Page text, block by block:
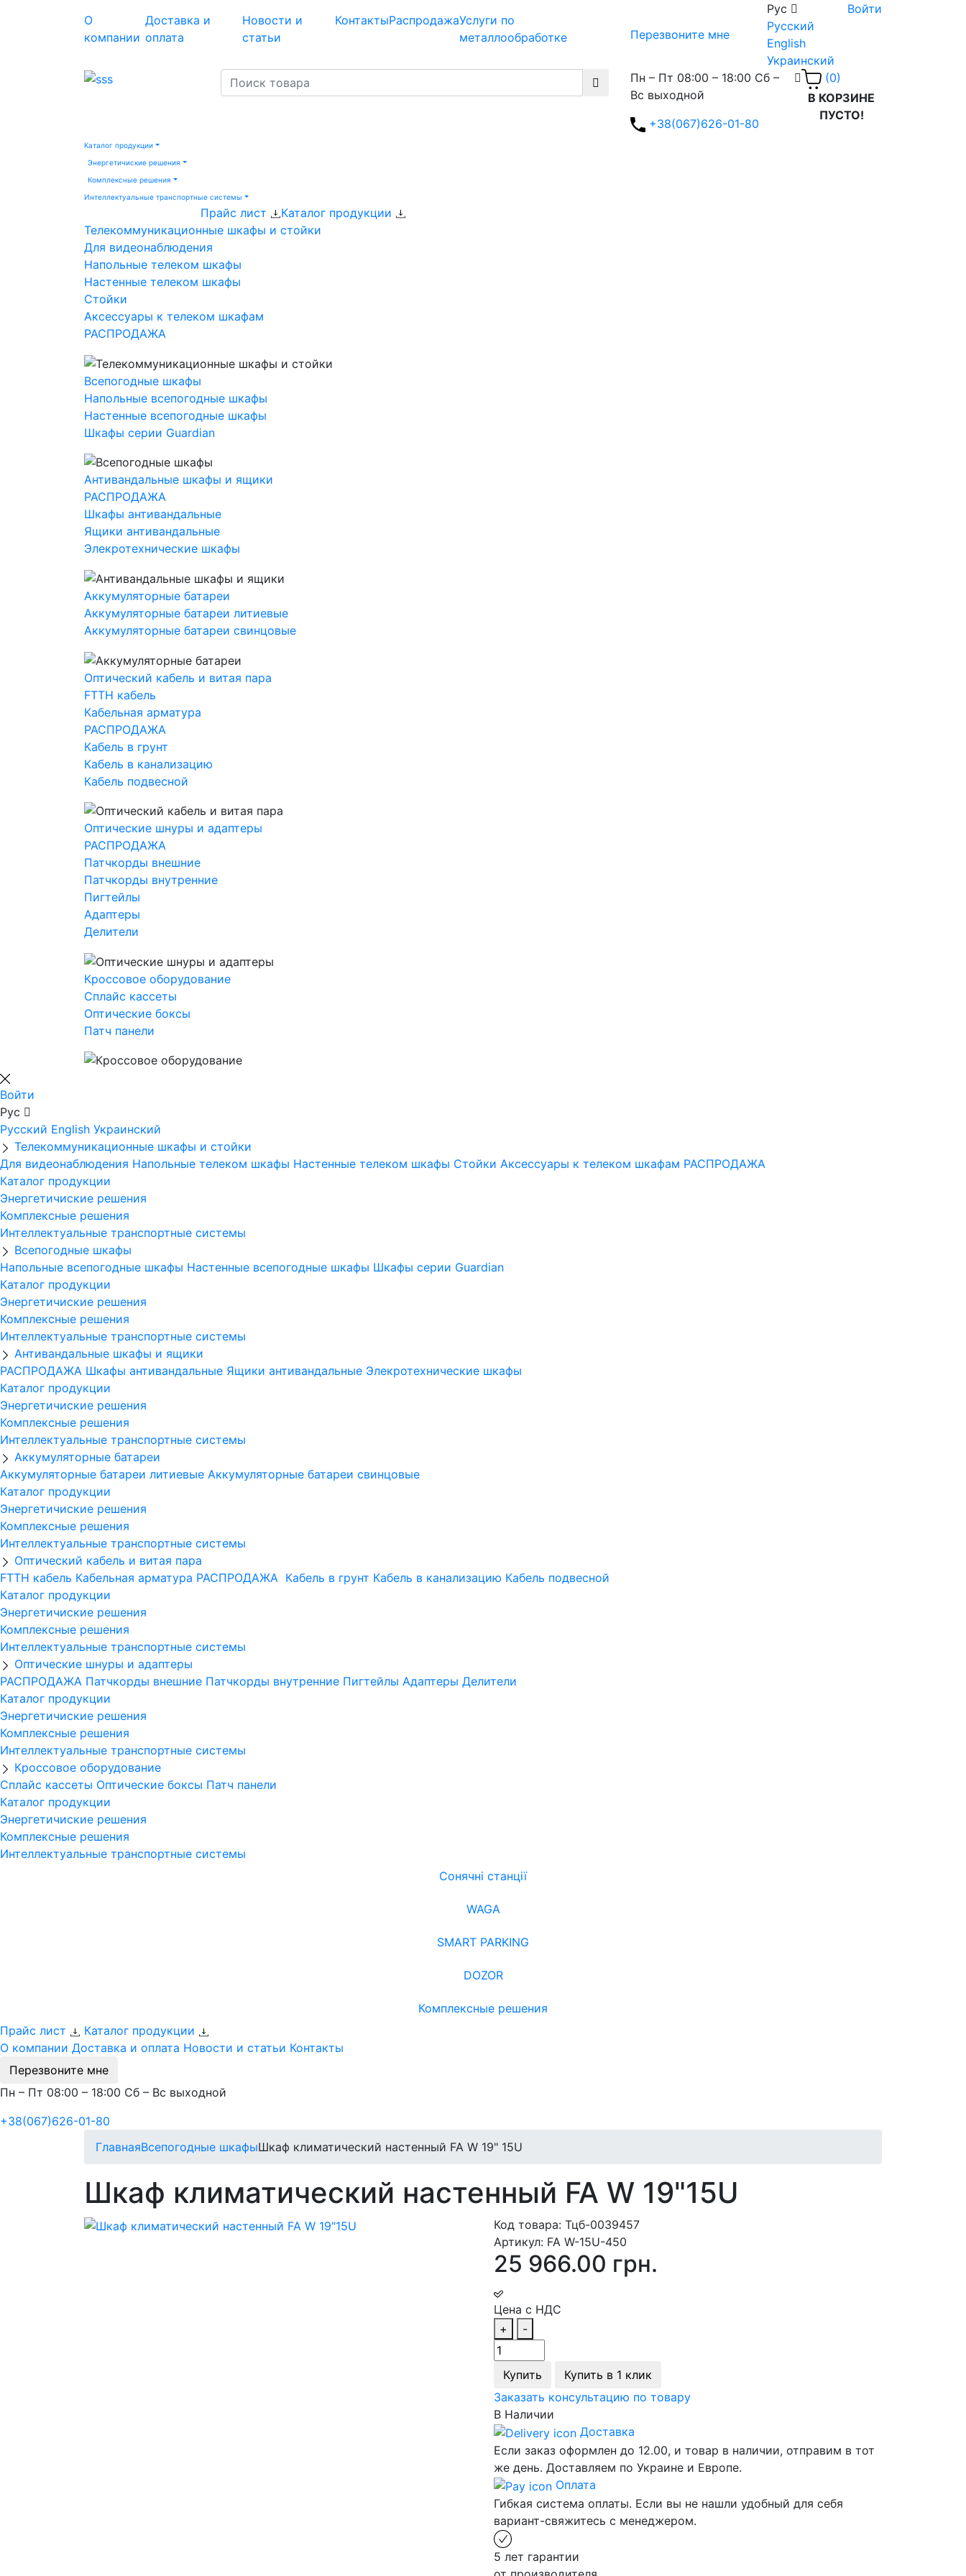
О
компании
Доставка и
оплата
Новости и
статьи
КонтактыРаспродажаУслуги по
металлообработке
Перезвоните мне
Рус
Русский
English
Украинский
Войти
Пн – Пт 08:00 – 18:00 Сб –
Вс выходной
+38(067)626-01-80
(0)
В КОРЗИНЕ
ПУСТО!
Каталог продукции
Энергетичиские решения
Комплексные решения
Интеллектуальные транспортные системы
Прайс лист
Каталог продукции
Телекоммуникационные шкафы и стойки
Для видеонаблюдения
Напольные телеком шкафы
Настенные телеком шкафы
Стойки
Аксессуары к телеком шкафам
РАСПРОДАЖА
Всепогодные шкафы
Напольные всепогодные шкафы
Настенные всепогодные шкафы
Шкафы серии Guardian
Антивандальные шкафы и ящики
РАСПРОДАЖА
Шкафы антивандальные
Ящики антивандальные
Элекротехнические шкафы
Аккумуляторные батареи
Аккумуляторные батареи литиевые
Аккумуляторные батареи свинцовые
Оптический кабель и витая пара
FTTH кабель
Кабельная арматура
РАСПРОДАЖА
Кабель в грунт
Кабель в канализацию
Кабель подвесной
Оптические шнуры и адаптеры
РАСПРОДАЖА
Патчкорды внешние
Патчкорды внутренние
Пигтейлы
Адаптеры
Делители
Кроссовое оборудование
Сплайс кассеты
Оптические боксы
Патч панели
Войти
Рус
Русский English Украинский
Телекоммуникационные шкафы и стойки
Для видеонаблюдения Напольные телеком шкафы Настенные телеком шкафы Стойки Аксессуары к телеком шкафам РАСПРОДАЖА
Каталог продукции
Энергетичиские решения
Комплексные решения
Интеллектуальные транспортные системы
Всепогодные шкафы
Напольные всепогодные шкафы Настенные всепогодные шкафы Шкафы серии Guardian
Каталог продукции
Энергетичиские решения
Комплексные решения
Интеллектуальные транспортные системы
Антивандальные шкафы и ящики
РАСПРОДАЖА Шкафы антивандальные Ящики антивандальные Элекротехнические шкафы
Каталог продукции
Энергетичиские решения
Комплексные решения
Интеллектуальные транспортные системы
Аккумуляторные батареи
Аккумуляторные батареи литиевые Аккумуляторные батареи свинцовые
Каталог продукции
Энергетичиские решения
Комплексные решения
Интеллектуальные транспортные системы
Оптический кабель и витая пара
FTTH кабель Кабельная арматура РАСПРОДАЖА Кабель в грунт Кабель в канализацию Кабель подвесной
Каталог продукции
Энергетичиские решения
Комплексные решения
Интеллектуальные транспортные системы
Оптические шнуры и адаптеры
РАСПРОДАЖА Патчкорды внешние Патчкорды внутренние Пигтейлы Адаптеры Делители
Каталог продукции
Энергетичиские решения
Комплексные решения
Интеллектуальные транспортные системы
Кроссовое оборудование
Сплайс кассеты Оптические боксы Патч панели
Каталог продукции
Энергетичиские решения
Комплексные решения
Интеллектуальные транспортные системы
Сонячні станції
WAGA
SMART PARKING
DOZOR
Комплексные решения
Прайс лист
Каталог продукции
О компании Доставка и оплата Новости и статьи Контакты
Перезвоните мне
Пн – Пт 08:00 – 18:00 Сб – Вс выходной
+38(067)626-01-80
ГлавнаяВсепогодные шкафыШкаф климатический настенный FA W 19" 15U
Шкаф климатический настенный FA W 19"15U
Код товара: Тцб-0039457
Артикул: FA W-15U-450
25 966.00 грн.
Цена с НДС
+
-
Купить
Купить в 1 клик
Заказать консультацию по товару
В Наличии
Доставка
Если заказ оформлен до 12.00, и товар в наличии, отправим в тот
же день. Доставляем по Украине и Европе.
Оплата
Гибкая система оплаты. Если вы не нашли удобный для себя
вариант-свяжитесь с менеджером.
5 лет гарантии